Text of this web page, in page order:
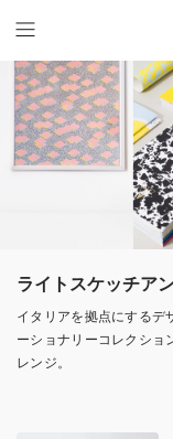
ライトスケッチア
イタリアを拠点にするデ
ーショナリーコレクショ
レンジ。